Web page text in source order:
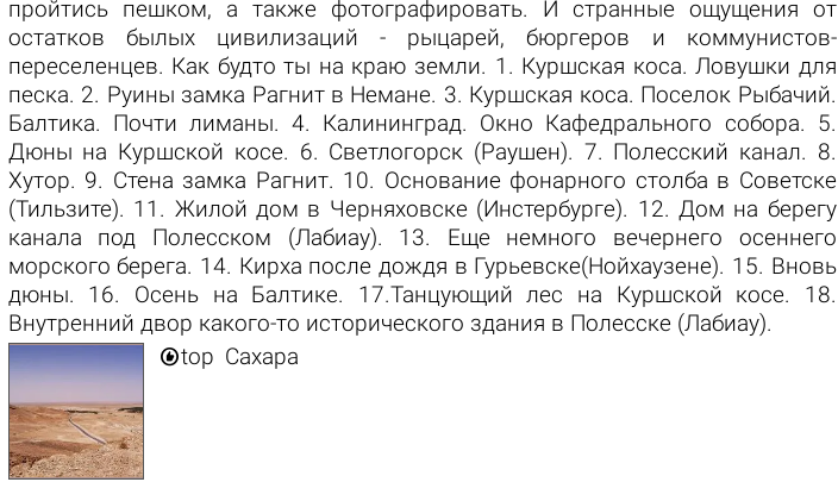
пройтись пешком, а также фотографировать. И странные ощущения от
остатков былых цивилизаций - рыцарей, бюргеров и коммунистов-
переселенцев. Как будто ты на краю земли. 1. Куршская коса. Ловушки для
песка. 2. Руины замка Рагнит в Немане. 3. Куршская коса. Поселок Рыбачий.
Балтика. Почти лиманы. 4. Калининград. Окно Кафедрального собора. 5.
Дюны на Куршской косе. 6. Светлогорск (Раушен). 7. Полесский канал. 8.
Хутор. 9. Стена замка Рагнит. 10. Основание фонарного столба в Советске
(Тильзите). 11. Жилой дом в Черняховске (Инстербурге). 12. Дом на берегу
канала под Полесском (Лабиау). 13. Еще немного вечернего осеннего
морского берега. 14. Кирха после дождя в Гурьевске(Нойхаузене). 15. Вновь
дюны. 16. Осень на Балтике. 17.Танцующий лес на Куршской косе. 18.
Внутренний двор какого-то исторического здания в Полесске (Лабиау).
top Сахара